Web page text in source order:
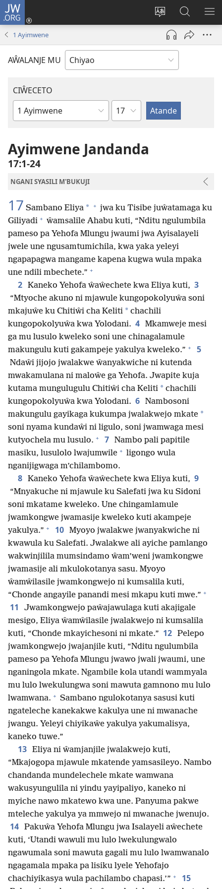
JW.ORG
Acenje
ciŵeceto
Ajinjile
(awugule
liwindo
pa
JW.ORG
1 Ayimwene
AŴALANJE MU
CIŴECETO
Buku
m'Baibulo
Chaputala
Ayimwene Jandanda
17:1-24
NGANI SYASILI M'BUKUJI
17 Sambano Eliya * + jwa ku Tisibe juŵatamaga ku
Giliyadi + ŵamsalile Ahabu kuti, “Nditu ngulumbila
pameso pa Yehofa Mlungu jwaumi jwa Ayisalayeli
jwele une ngusamtumichila, kwa yaka yeleyi
ngapapagwa mangame kapena kugwa wula mpaka
une ndili mbechete.” +
2 Kaneko Yehofa ŵaŵechete kwa Eliya kuti, 3
“Mtyoche akuno ni mjawule kungopokolyuŵa soni
mkajuŵe ku Chitiŵi cha Keliti * chachili
kungopokolyuŵa kwa Yolodani. 4 Mkamweje mesi
ga mu lusulo kweleko soni une chinagalamule
makungulu kuti gakampeje yakulya kweleko.” + 5
Ndaŵi jijojo jwalakwe ŵanyakwiche ni kutenda
mwakamulana ni maloŵe ga Yehofa. Jwapite kuja
kutama mungulugulu Chitiŵi cha Keliti * chachili
kungopokolyuŵa kwa Yolodani. 6 Nambosoni
makungulu gayikaga kukumpa jwalakwejo mkate *
soni nyama kundaŵi ni ligulo, soni jwamwaga mesi
kutyochela mu lusulo. + 7 Nambo pali papitile
masiku, lusulolo lwajumwile + ligongo wula
nganijigwaga m’chilambomo.
8 Kaneko Yehofa ŵaŵechete kwa Eliya kuti, 9
“Mnyakuche ni mjawule ku Salefati jwa ku Sidoni
soni mkatame kweleko. Une chingamlamule
jwamkongwe jwamasije kweleko kuti akampeje
yakulya.” + 10 Myoyo jwalakwe jwanyakwiche ni
kwawula ku Salefati. Jwalakwe ali ayiche pamlango
wakwinjilila mumsindamo ŵam’weni jwamkongwe
jwamasije ali mkulokotanya sasu. Myoyo
ŵamŵilasile jwamkongwejo ni kumsalila kuti,
“Chonde angayile panandi mesi mkapu kuti mwe.” +
11
Jwamkongwejo paŵajawulaga kuti akajigale
mesigo, Eliya ŵamŵilasile jwalakwejo ni kumsalila
kuti, “Chonde mkayichesoni ni mkate.” 12 Pelepo
jwamkongwejo jwajanjile kuti, “Nditu ngulumbila
pameso pa Yehofa Mlungu jwawo jwali jwaumi, une
nganingola mkate. Ngambile kola utandi wammyala
mu lulo lwekulungwa soni mawuta gamnono mu lulo
lwamwana. + Sambano ngulokotanya sasusi kuti
ngateleche kanekakwe kakulya une ni mwanache
jwangu. Yeleyi chiyikaŵe yakulya yakumalisya,
kaneko tuwe.”
13 Eliya ni ŵamjanjile jwalakwejo kuti,
“Mkajogopa mjawule mkatende yamsasileyo. Nambo
chandanda mundelechele mkate wamwana
wakusyungulila ni yindu yayipaliyo, kaneko ni
myiche nawo mkatewo kwa une. Panyuma pakwe
mteleche yakulya ya mmwejo ni mwanache jwenujo.
14 Pakuŵa Yehofa Mlungu jwa Isalayeli aŵechete
kuti, ‘Utandi wawuli mu lulo lwekulungwalo
ngawumala soni mawuta gagali mu lulo lwamwanalo
ngagamala mpaka pa lisiku lyele Yehofajo
chachiyikasya wula pachilambo chapasi.’” + 15